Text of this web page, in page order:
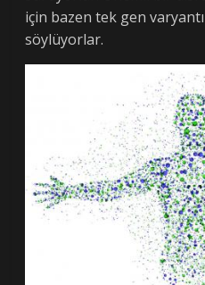
için bazen tek gen
söylüyorlar.